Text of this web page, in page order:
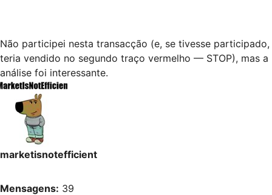
Não participei nesta transacção (e, se tivesse participado,
teria vendido no segundo traço vermelho — STOP), mas a
análise foi interessante.
marketisnotefficient
Mensagens: 39